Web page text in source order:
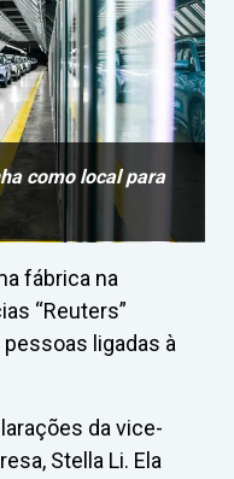
como local para
fábrica na
“Reuters”
ligadas à
da vice-
Stella Li. Ela